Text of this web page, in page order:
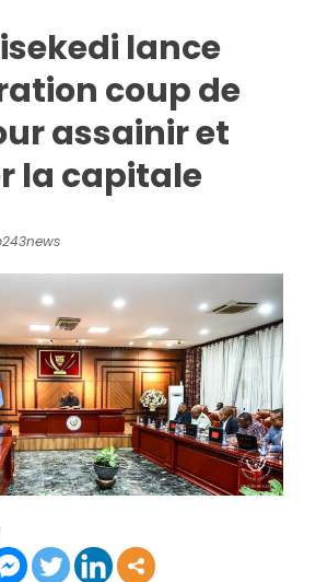
lance
coup de
assainir et
la capitale